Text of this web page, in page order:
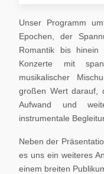
Unser Programm
Epochen, der
Romantik bis hinein
Konzerte mit
musikalischer
großen Wert darauf,
Aufwand und
instrumentale
Neben der
es uns ein weiteres
einem breiten